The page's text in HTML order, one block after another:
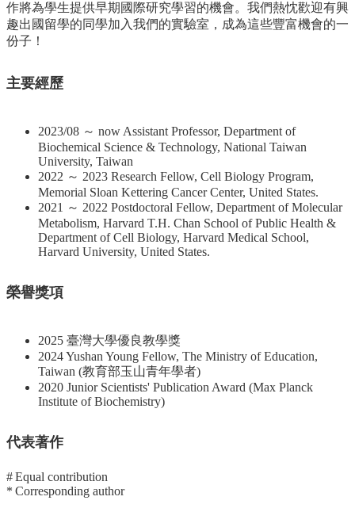
作將為學生提供早期國際研究學習的機會。我們熱忱歡迎有興
趣出國留學的同學加入我們的實驗室，成為這些豐富機會的一
份子！
主要經歷
2023/08 ～ now Assistant Professor, Department of
Biochemical Science & Technology, National Taiwan
University, Taiwan
2022 ～ 2023 Research Fellow, Cell Biology Program,
Memorial Sloan Kettering Cancer Center, United States.
2021 ～ 2022 Postdoctoral Fellow, Department of Molecular
Metabolism, Harvard T.H. Chan School of Public Health &
Department of Cell Biology, Harvard Medical School,
Harvard University, United States.
榮譽獎項
2025 臺灣大學優良教學獎
2024 Yushan Young Fellow, The Ministry of Education,
Taiwan (教育部玉山青年學者)
2020 Junior Scientists' Publication Award (Max Planck
Institute of Biochemistry)
代表著作
#Equal contribution
* Corresponding author